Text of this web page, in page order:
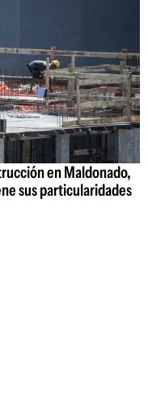
en Maldonado,
sus particularidades